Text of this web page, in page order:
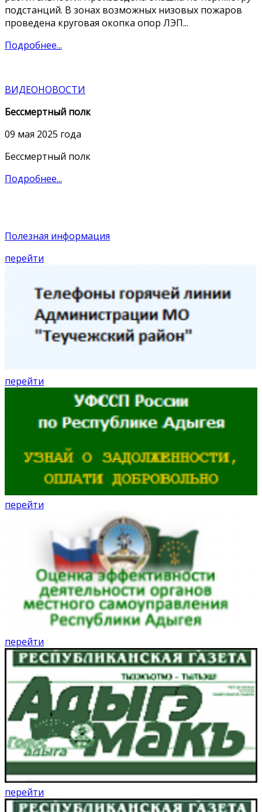
подстанций. В зонах возможных низовых пожаров
проведена круговая окопка опор ЛЭП...
Подробнее...
ВИДЕОНОВОСТИ
Бессмертный полк
09 мая 2025 года
Бессмертный полк
Подробнее...
Полезная информация
перейти
перейти
перейти
перейти
перейти